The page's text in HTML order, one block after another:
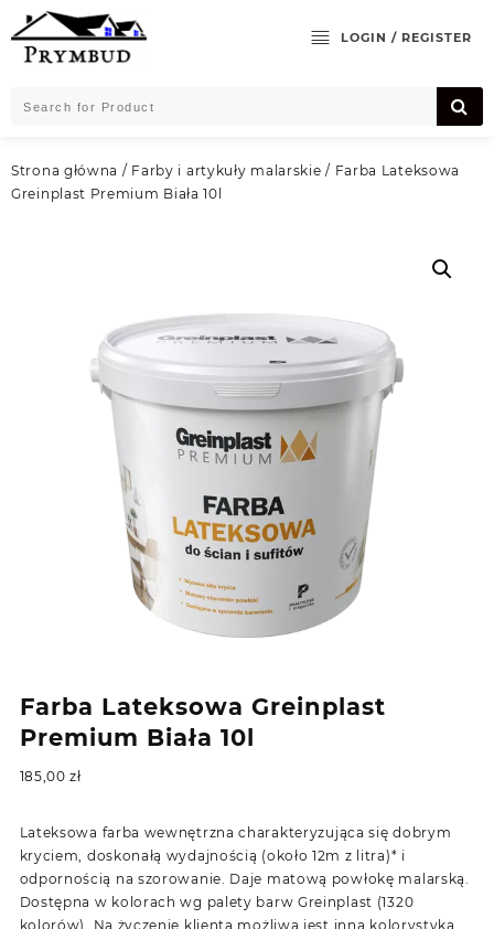
Skip
to
content
LOGIN / REGISTER
Strona główna / Farby i artykuły malarskie / Farba Lateksowa
Greinplast Premium Biała 10l
Farba Lateksowa Greinplast
Premium Biała 10l
185,00zł
Lateksowa farba wewnętrzna charakteryzująca się dobrym
kryciem, doskonałą wydajnością (około 12m z litra)* i
odpornością na szorowanie. Daje matową powłokę malarską.
Dostępna w kolorach wg palety barw Greinplast (1320
kolorów). Na życzenie klienta możliwa jest inna kolorystyka